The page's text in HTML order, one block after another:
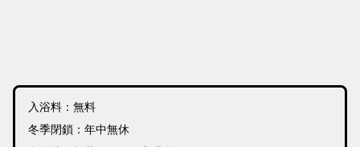
入浴料：無料
冬季閉鎖：年中無休